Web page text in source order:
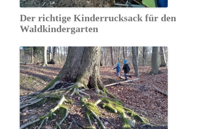
Der richtige Kinderrucksack für den
Waldkindergarten